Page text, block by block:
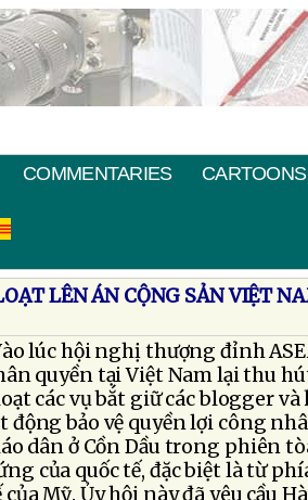
COMMENTARIES CARTOONS
LÊN ÁN CỘNG SẢN VIỆT
lúc hội nghị thượng đỉnh
quyền tại Việt Nam lại thu
các vụ bắt giữ các blogger và
động bảo vệ quyền lợi công
dân ở Cồn Dầu trong phiên
của quốc tế, đặc biệt là từ
Mỹ. Ủy hội này đã yêu cầu